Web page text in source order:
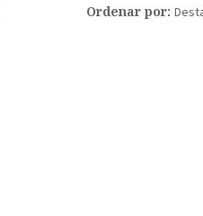
Ordenar por: